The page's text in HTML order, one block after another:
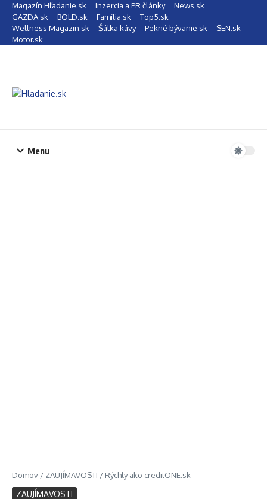
Preskočiť na obsah
Magazín Hľadanie.sk Inzercia a PR články
News.sk
GAZDA.sk
BOLD.sk Família.sk
Top5.sk
Wellness Magazin.sk
Šálka kávy Pekné bývanie.sk
SEN.sk
Motor.sk
Menu
Domov / ZAUJÍMAVOSTI / Rýchly ako creditONE.sk
ZAUJÍMAVOSTI